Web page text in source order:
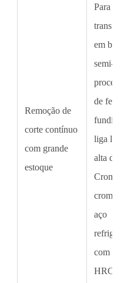
Remoção de
corte contínuo
com grande
estoque
Para
em
semi-
de ferro
fundido
liga
alta de
Cromo,
cromo
aço
com